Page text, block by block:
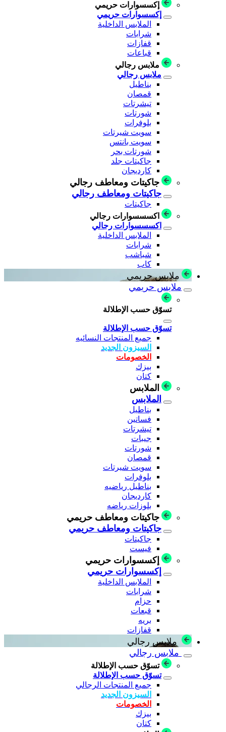
إكسسوارات حريمي
إكسسوارات حريمي
الملابس الداخلية
شرابات
قفازات
قباعات
ملابس رجالي
ملابس رجالي
بناطيل
قمصان
تيشرتات
شورتات
بلوفرات
سويت شيرتات
سويت بانتس
شورتات بحر
جاكيتات جلد
كارديجان
جاكيتات ومعاطف رجالي
جاكيتات ومعاطف رجالي
جاكيتات
اكسسسوارات رجالي
اكسسسوارات رجالي
الملابس الداخلية
شرابات
شباشب
كاب
ملابس حريمي
ملابس حريمي
تسوّق حسب الإطلالة
تسوّق حسب الإطلالة
جميع المنتجات النسائيه
السيزون الجديد
الخصومات
بيزك
كتان
الملابس
الملابس
بناطيل
فساتين
تيشرتات
جيبات
شورتات
قمصان
سويت شيرتات
بلوفرات
بناطيل رياضيه
كارديجان
بلوزات رياضه
جاكيتات ومعاطف حريمي
جاكيتات ومعاطف حريمي
جاكيتات
فيست
إكسسوارات حريمي
إكسسوارات حريمي
الملابس الداخلية
شرابات
حزام
قبعات
بريه
قفازات
ملابس رجالي
ملابس رجالي
تسوّق حسب الإطلالة
تسوّق حسب الإطلالة
جميع المنتجات الرجالي
السيزون الجديد
الخصومات
بيزك
كتان